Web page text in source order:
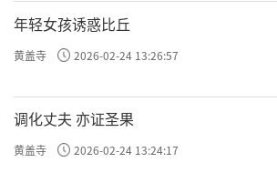
年轻女孩诱惑比丘
黄盖寺 2026-02-24 13:26:57
调化丈夫 亦证圣果
黄盖寺 2026-02-24 13:24:17